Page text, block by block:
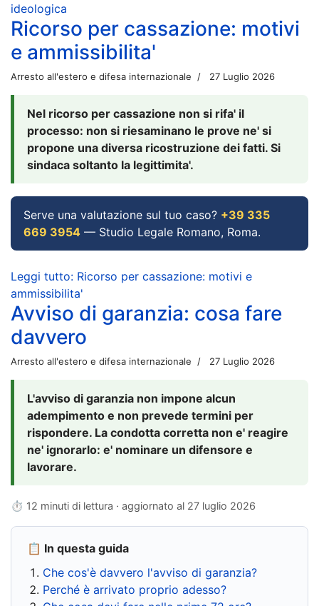
ideologica
Ricorso per cassazione: motivi
e ammissibilita'
Arresto all'estero e difesa internazionale 27 Luglio 2026
Nel ricorso per cassazione non si rifa' il
processo: non si riesaminano le prove ne' si
propone una diversa ricostruzione dei fatti. Si
sindaca soltanto la legittimita'.
Serve una valutazione sul tuo caso? +39 335
669 3954 — Studio Legale Romano, Roma.
Leggi tutto: Ricorso per cassazione: motivi e
ammissibilita'
Avviso di garanzia: cosa fare
davvero
Arresto all'estero e difesa internazionale 27 Luglio 2026
L'avviso di garanzia non impone alcun
adempimento e non prevede termini per
rispondere. La condotta corretta non e' reagire
ne' ignorarlo: e' nominare un difensore e
lavorare.
⏱ 12 minuti di lettura · aggiornato al 27 luglio 2026
📋 In questa guida
Che cos'è davvero l'avviso di garanzia?
Perché è arrivato proprio adesso?